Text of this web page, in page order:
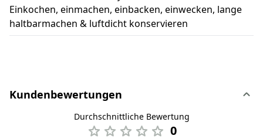
Einkochen, einmachen, einbacken, einwecken, lange
haltbarmachen & luftdicht konservieren
Kundenbewertungen
Durchschnittliche Bewertung
0